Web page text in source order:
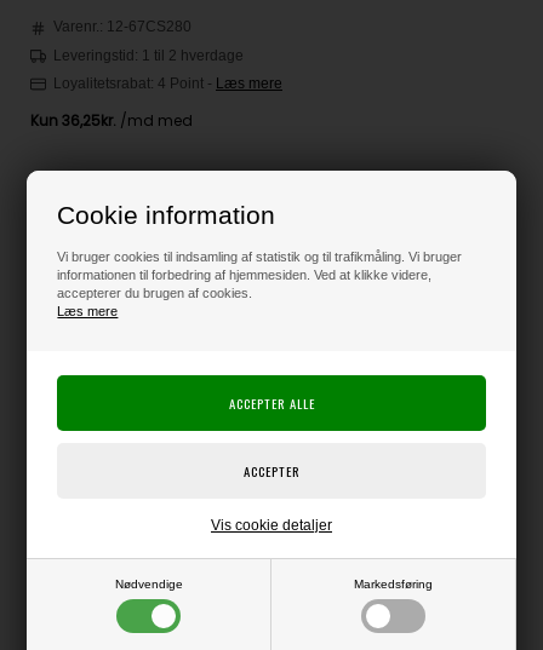
Cookie information
Vi bruger cookies til indsamling af statistik og til trafikmåling. Vi bruger
informationen til forbedring af hjemmesiden. Ved at klikke videre,
accepterer du brugen af cookies.
Læs mere
Nødvendige Markedsføring
Vis cookie detaljer
Varenr.: 12-67CS280
Leveringstid: 1 til 2 hverdage
Loyalitetsrabat: 4 Point - Læs mere
145,00DKK
Producent:
Elizabeth Crafts Planner Essentials serien.